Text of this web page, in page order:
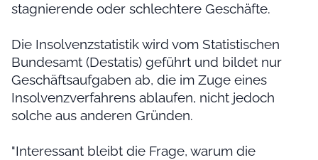
stagnierende oder schlechtere Geschäfte.
Die Insolvenzstatistik wird vom Statistischen
Bundesamt (Destatis) geführt und bildet nur
Geschäftsaufgaben ab, die im Zuge eines
Insolvenzverfahrens ablaufen, nicht jedoch
solche aus anderen Gründen.
"Interessant bleibt die Frage, warum die